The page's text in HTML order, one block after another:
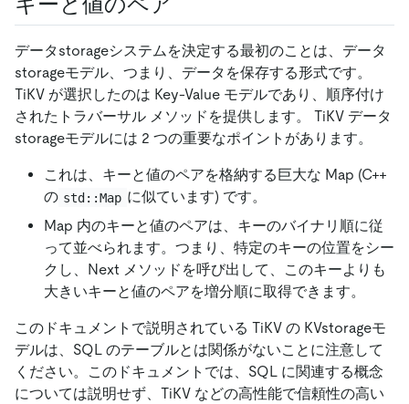
データstorageシステムを決定する最初のことは、データ
storageモデル、つまり、データを保存する形式です。
TiKV が選択したのは Key-Value モデルであり、順序付け
されたトラバーサル メソッドを提供します。 TiKV データ
storageモデルには 2 つの重要なポイントがあります。
これは、キーと値のペアを格納する巨大な Map (C++
の std::Map に似ています) です。
Map 内のキーと値のペアは、キーのバイナリ順に従
って並べられます。つまり、特定のキーの位置をシー
クし、Next メソッドを呼び出して、このキーよりも
大きいキーと値のペアを増分順に取得できます。
このドキュメントで説明されている TiKV の KVstorageモ
デルは、SQL のテーブルとは関係がないことに注意して
ください。このドキュメントでは、SQL に関連する概念
については説明せず、TiKV などの高性能で信頼性の高い